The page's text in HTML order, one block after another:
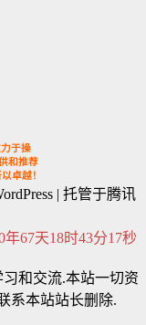
于操
和推荐
卓越！
| 托管于腾讯
年67天18时43分17秒
和交流.本站一切资
系本站站长删除.